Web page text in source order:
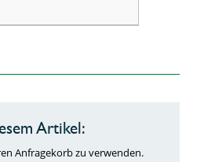
Artikel:
Anfragekorb zu verwenden.